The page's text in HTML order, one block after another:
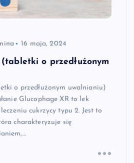
16 maja, 2024
o przedłużonym
o przedłużonym uwalnianiu)
Glucophage XR to lek
cukrzycy typu 2. Jest to
charakteryzuje się